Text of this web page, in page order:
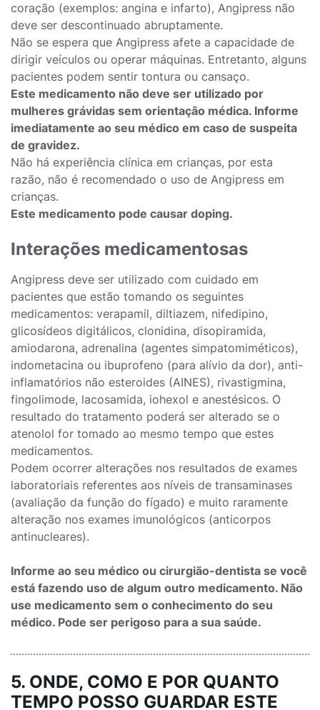
coração (exemplos: angina e infarto), Angipress não
deve ser descontinuado abruptamente.
Não se espera que Angipress afete a capacidade de
dirigir veículos ou operar máquinas. Entretanto, alguns
pacientes podem sentir tontura ou cansaço.
Este medicamento não deve ser utilizado por
mulheres grávidas sem orientação médica. Informe
imediatamente ao seu médico em caso de suspeita
de gravidez.
Não há experiência clínica em crianças, por esta
razão, não é recomendado o uso de Angipress em
crianças.
Este medicamento pode causar doping.
Interações medicamentosas
Angipress deve ser utilizado com cuidado em
pacientes que estão tomando os seguintes
medicamentos: verapamil, diltiazem, nifedipino,
glicosídeos digitálicos, clonidina, disopiramida,
amiodarona, adrenalina (agentes simpatomiméticos),
indometacina ou ibuprofeno (para alívio da dor), anti-
inflamatórios não esteroides (AINES), rivastigmina,
fingolimode, lacosamida, iohexol e anestésicos. O
resultado do tratamento poderá ser alterado se o
atenolol for tomado ao mesmo tempo que estes
medicamentos.
Podem ocorrer alterações nos resultados de exames
laboratoriais referentes aos níveis de transaminases
(avaliação da função do fígado) e muito raramente
alteração nos exames imunológicos (anticorpos
antinucleares).
Informe ao seu médico ou cirurgião-dentista se você
está fazendo uso de algum outro medicamento. Não
use medicamento sem o conhecimento do seu
médico. Pode ser perigoso para a sua saúde.
5. ONDE, COMO E POR QUANTO
TEMPO POSSO GUARDAR ESTE